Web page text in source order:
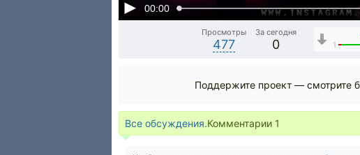
00:00
Просмотры
477
За сегодня
0 1
Поддержите проект — смотрите
Все обсуждения.Комментарии 1